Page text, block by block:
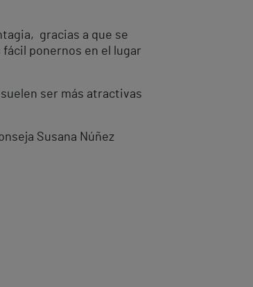
gracias a que se
ponernos en el lugar
ser más atractivas
Susana Núñez